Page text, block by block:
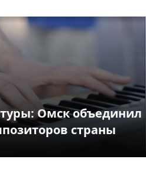
Омск объединил
страны